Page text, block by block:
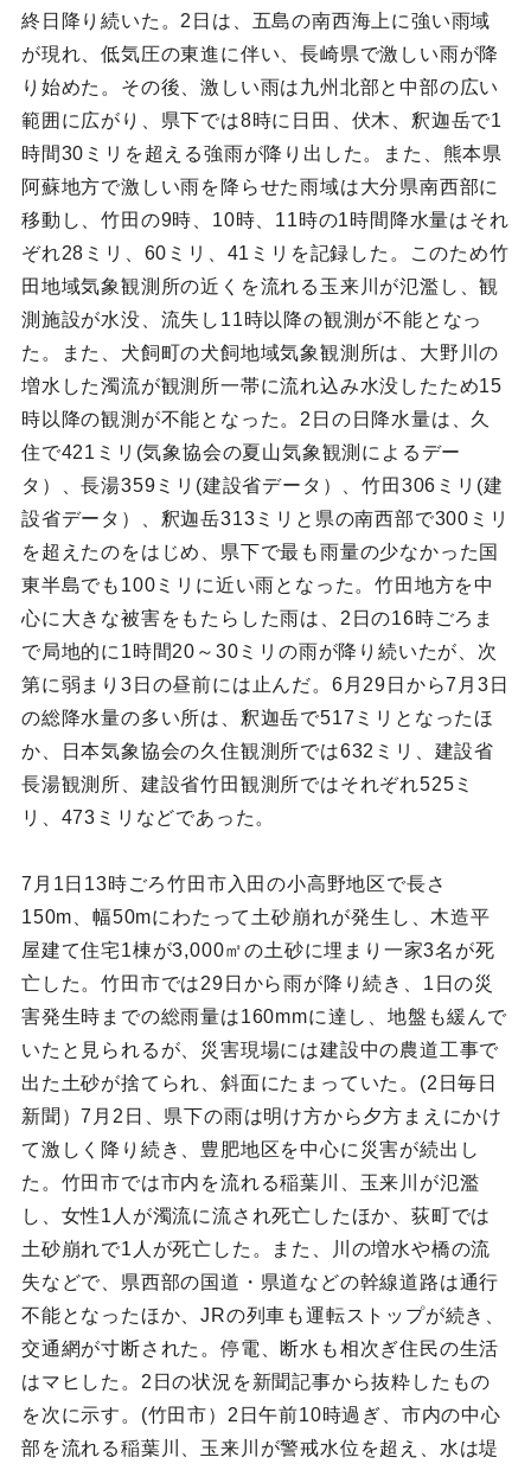
終日降り続いた。2日は、五島の南西海上に強い雨域
が現れ、低気圧の東進に伴い、長崎県で激しい雨が降
り始めた。その後、激しい雨は九州北部と中部の広い
範囲に広がり、県下では8時に日田、伏木、釈迦岳で1
時間30ミリを超える強雨が降り出した。また、熊本県
阿蘇地方で激しい雨を降らせた雨域は大分県南西部に
移動し、竹田の9時、10時、11時の1時間降水量はそれ
ぞれ28ミリ、60ミリ、41ミリを記録した。このため竹
田地域気象観測所の近くを流れる玉来川が氾濫し、観
測施設が水没、流失し11時以降の観測が不能となっ
た。また、犬飼町の犬飼地域気象観測所は、大野川の
増水した濁流が観測所一帯に流れ込み水没したため15
時以降の観測が不能となった。2日の日降水量は、久
住で421ミリ(気象協会の夏山気象観測によるデー
タ）、長湯359ミリ(建設省データ）、竹田306ミリ(建
設省データ）、釈迦岳313ミリと県の南西部で300ミリ
を超えたのをはじめ、県下で最も雨量の少なかった国
東半島でも100ミリに近い雨となった。竹田地方を中
心に大きな被害をもたらした雨は、2日の16時ごろま
で局地的に1時間20～30ミリの雨が降り続いたが、次
第に弱まり3日の昼前には止んだ。6月29日から7月3日
の総降水量の多い所は、釈迦岳で517ミリとなったほ
か、日本気象協会の久住観測所では632ミリ、建設省
長湯観測所、建設省竹田観測所ではそれぞれ525ミ
リ、473ミリなどであった。
7月1日13時ごろ竹田市入田の小高野地区で長さ
150m、幅50mにわたって土砂崩れが発生し、木造平
屋建て住宅1棟が3,000㎡の土砂に埋まり一家3名が死
亡した。竹田市では29日から雨が降り続き、1日の災
害発生時までの総雨量は160mmに達し、地盤も緩んで
いたと見られるが、災害現場には建設中の農道工事で
出た土砂が捨てられ、斜面にたまっていた。(2日毎日
新聞）7月2日、県下の雨は明け方から夕方まえにかけ
て激しく降り続き、豊肥地区を中心に災害が続出し
た。竹田市では市内を流れる稲葉川、玉来川が氾濫
し、女性1人が濁流に流され死亡したほか、荻町では
土砂崩れで1人が死亡した。また、川の増水や橋の流
失などで、県西部の国道・県道などの幹線道路は通行
不能となったほか、JRの列車も運転ストップが続き、
交通網が寸断された。停電、断水も相次ぎ住民の生活
はマヒした。2日の状況を新聞記事から抜粋したもの
を次に示す。(竹田市）2日午前10時過ぎ、市内の中心
部を流れる稲葉川、玉来川が警戒水位を超え、水は堤